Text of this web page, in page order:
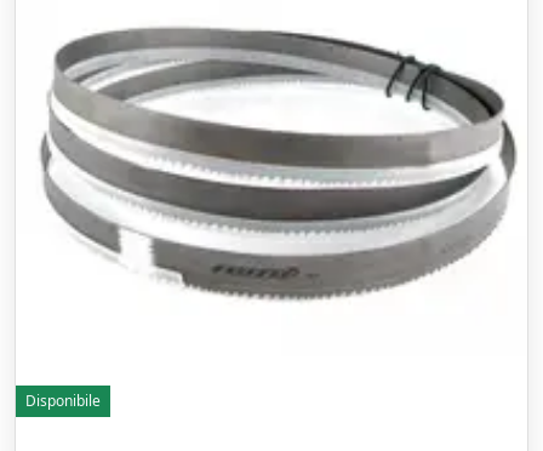
Disponibile